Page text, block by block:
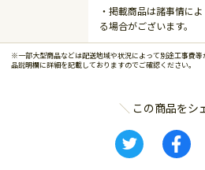
・掲載商品は諸事情に
る場合がございます。
※一部大型商品などは配送地域や状況によって別途工事費
品説明欄に詳細を記載しておりますのでご確認ください。
この商品をシ